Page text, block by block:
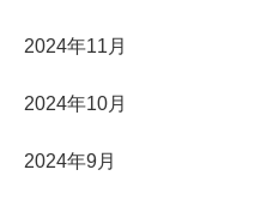
2024年11月
2024年10月
2024年9月